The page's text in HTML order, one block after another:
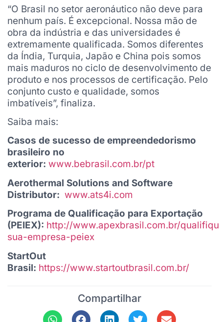
“O Brasil no setor aeronáutico não deve para
nenhum país. É excepcional. Nossa mão de
obra da indústria e das universidades é
extremamente qualificada. Somos diferentes
da Índia, Turquia, Japão e China pois somos
mais maduros no ciclo de desenvolvimento de
produto e nos processos de certificação. Pelo
conjunto custo e qualidade, somos
imbatíveis”, finaliza.
Saiba mais:
Casos de sucesso de empreendedorismo
brasileiro no
exterior: www.bebrasil.com.br/pt
Aerothermal Solutions and Software
Distributor: www.ats4i.com
Programa de Qualificação para Exportação
(PEIEX): http://www.apexbrasil.com.br/
sua-empresa-peiex
StartOut
Brasil: https://www.startoutbrasil.com.br/
Compartilhar